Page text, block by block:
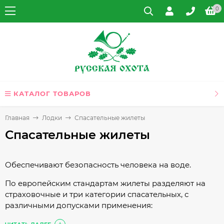
0
КАТАЛОГ ТОВАРОВ
Главная Лодки Спасательные жилеты
Спасательные жилеты
Обеспечивают безопасность человека на воде.
По европейским стандартам жилеты разделяют на
страховочные и три категории спасательных, с
различными допусками применения: